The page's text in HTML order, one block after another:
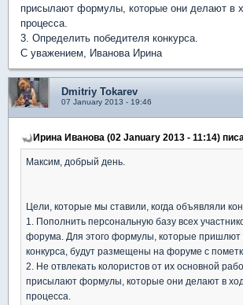
присылают формулы, которые они делают в
процесса.
3. Определить победителя конкурса.
С уважением, Иванова Ирина
Dmitriy Tokarev
07 January 2013 - 19:46
Ирина Иванова (02 January 2013 - 11:14)
Максим, добрый день.
Цели, которые мы ставили, когда объявляли
1. Пополнить персональную базу всех
форума. Для этого формулы, которые пришлют
конкурса, будут размещены на форуме с
2. Не отвлекать колористов от их основной
присылают формулы, которые они делают в
процесса.